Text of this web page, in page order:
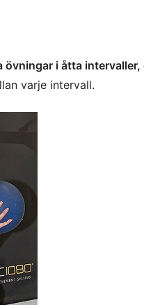
i åtta
varje intervall.